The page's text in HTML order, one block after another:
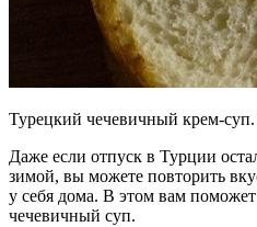
Турецкий чечевичный крем-
Даже если отпуск в Турции
зимой, вы можете повторить
у себя дома. В этом вам
чечевичный суп.